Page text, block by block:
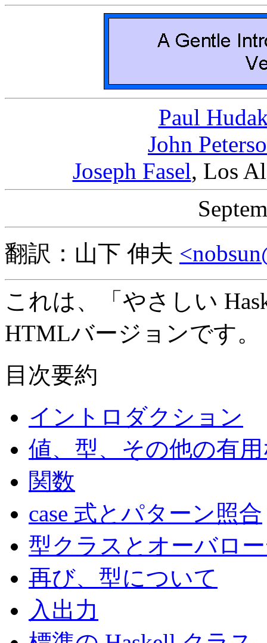
Paul
John
Joseph Fasel, Los
翻訳：山下 伸夫
これは、「やさしい
HTMLバージョンです。
目次要約
イントロダクション
値、型、その他の有
関数
case 式とパターン照合
型クラスとオーバロ
再び、型について
入出力